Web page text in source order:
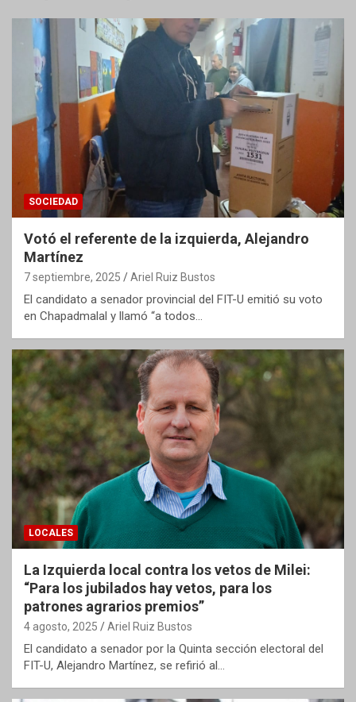
SOCIEDAD
Votó el referente de la izquierda, Alejandro
Martínez
7 septiembre, 2025 Ariel Ruiz Bustos
El candidato a senador provincial del FIT-U emitió su voto
en Chapadmalal y llamó “a todos…
LOCALES
La Izquierda local contra los vetos de Milei:
“Para los jubilados hay vetos, para los
patrones agrarios premios”
4 agosto, 2025 Ariel Ruiz Bustos
El candidato a senador por la Quinta sección electoral del
FIT-U, Alejandro Martínez, se refirió al…